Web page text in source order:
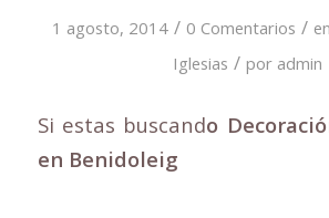
1 agosto, 2014 / 0 Comentarios / en
Iglesias / por admin
Si estas buscando
en Benidoleig